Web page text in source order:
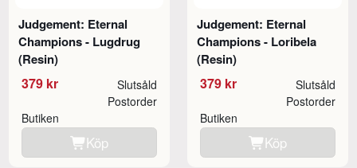
Judgement: Eternal
Champions - Lugdrug
(Resin)
379 kr Slutsåld
Butiken
Postorder
Köp
Judgement: Eternal
Champions - Loribela
(Resin)
379 kr Slutsåld
Butiken
Postorder
Köp